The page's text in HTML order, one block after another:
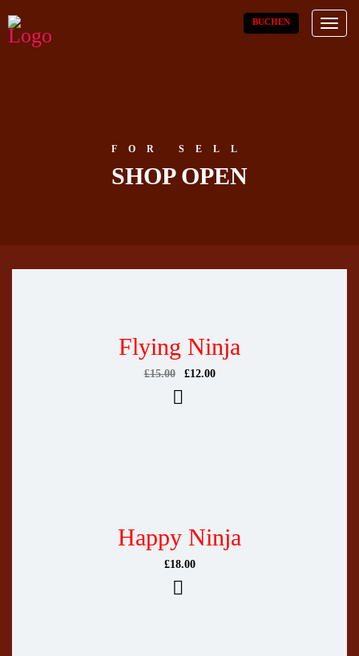
Toggle
BUCHEN
FOR SELL
SHOP OPEN
Flying Ninja
£15.00 £12.00
Happy Ninja
£18.00